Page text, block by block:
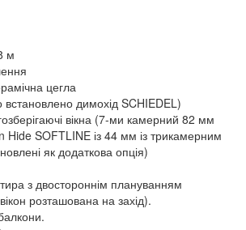
м
цегла
встановлено димохід SCHIEDEL)
вікна (7-ми камерний 82 мм
Hide SOFTLINE із 44 мм із трикамерним
як додаткова опція)
з двостороннім плануванням
розташована на захід).